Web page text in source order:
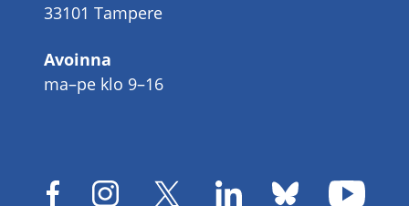
33101 Tampere
Avoinna
ma–pe klo 9–16